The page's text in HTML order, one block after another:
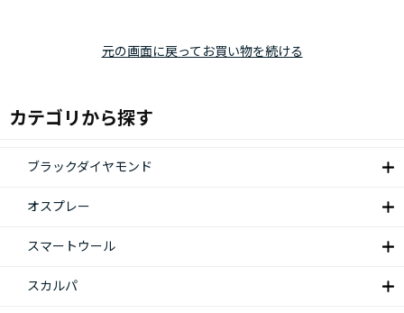
元の画面に戻ってお買い物を続ける
カテゴリから探す
ブラックダイヤモンド
オスプレー
スマートウール
スカルパ